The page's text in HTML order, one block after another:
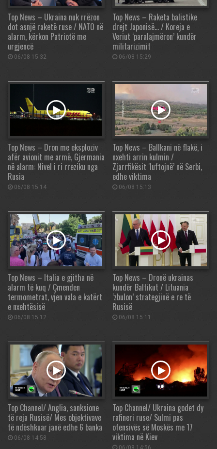
Top News – Ukraina nuk rrëzon
dot asnjë raketë ruse / NATO në
alarm, kërkon Patriotë me
urgjencë
06/08 15:32
Top News – Raketa balistike
drejt Japonisë… / Koreja e
Veriut ‘paralajmëron’ kundër
militarizimit
06/08 15:29
Top News – Dron me eksploziv
afër avionit me armë, Gjermania
në alarm: Nivel i ri rreziku nga
Rusia
06/08 15:14
Top News – Ballkani në flakë, i
nxehti arrin kulmin /
Zjarrfikësit ‘luftojnë’ në Serbi,
edhe viktima
06/08 15:13
Top News – Italia e gjitha në
alarm të kuq / Çmenden
termometrat, vjen vala e katërt
e nxehtësisë
06/08 15:12
Top News – Dronë ukrainas
kundër Baltikut / Lituania
‘zbulon’ strategjinë e re të
Rusisë
06/08 15:11
Top Channel/ Anglia, sanksione
të reja Rusisë/ Mes objektivave
të ndëshkuar janë edhe 6 banka
06/08 14:58
Top Channel/ Ukraina godet dy
rafineri ruse/ Sulmi pas
ofensivës së Moskës me 17
viktima në Kiev
06/08 14:56